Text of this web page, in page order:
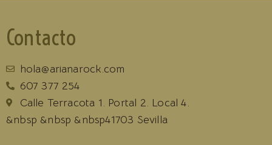
Contacto
hola@arianarock.com
607 377 254
Calle Terracota 1. Portal 2. Local 4.
&nbsp &nbsp &nbsp41703 Sevilla